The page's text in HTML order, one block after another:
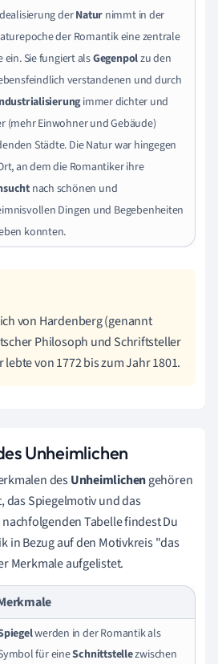
derNatur nimmt in der
der Romantik eine zentrale
ein. Sie fungiert alsGegenpolzu den
verstandenen und durch
immer dichter und
(mehr Einwohner und Gebäude)
Städte. Die Natur war hingegen
an dem die Romantiker ihre
nach schönen und
Dingen und Begebenheiten
konnten.
von Hardenberg (genannt
Philosoph und Schriftsteller
von 1772 bis zum Jahr 1801.
Unheimlichen
desUnheimlichengehören
das Spiegelmotiv und das
Tabelle findest Du
in Bezug auf den Motivkreis "das
Merkmale aufgelistet.
werden in der Romantik als
für eineSchnittstellezwischen